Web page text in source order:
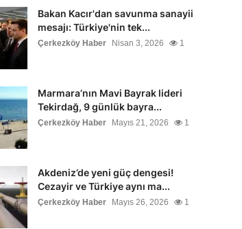
Bakan Kacır'dan savunma sanayii
mesajı: Türkiye'nin tek...
Çerkezköy Haber Nisan 3, 2026 1
Marmara’nın Mavi Bayrak lideri
Tekirdağ, 9 günlük bayra...
Çerkezköy Haber Mayıs 21, 2026 1
Akdeniz’de yeni güç dengesi!
Cezayir ve Türkiye aynı ma...
Çerkezköy Haber Mayıs 26, 2026 1